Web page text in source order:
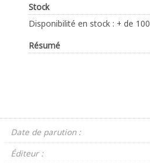
Stock
Disponibilité en stock : + de 100
Résumé
Date de parution :
Éditeur :